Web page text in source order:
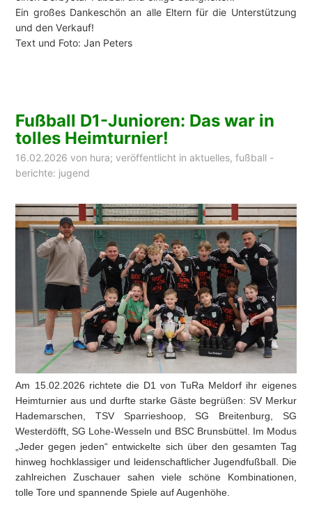
Ein großes Dankeschön an alle Eltern für die Unterstützung
und den Verkauf!
Text und Foto: Jan Peters
Fußball D1-Junioren: Das war in
tolles Heimturnier!
16.02.2026 von hura; veröffentlicht in aktuelles,fußball -
berichte: jugend
Am 15.02.2026 richtete die D1 von TuRa Meldorf ihr eigenes
Heimturnier aus und durfte starke Gäste begrüßen: SV Merkur
Hademarschen, TSV Sparrieshoop, SG Breitenburg, SG
Westerdöfft, SG Lohe-Wesseln und BSC Brunsbüttel. Im Modus
„Jeder gegen jeden“ entwickelte sich über den gesamten Tag
hinweg hochklassiger und leidenschaftlicher Jugendfußball. Die
zahlreichen Zuschauer sahen viele schöne Kombinationen,
tolle Tore und spannende Spiele auf Augenhöhe.